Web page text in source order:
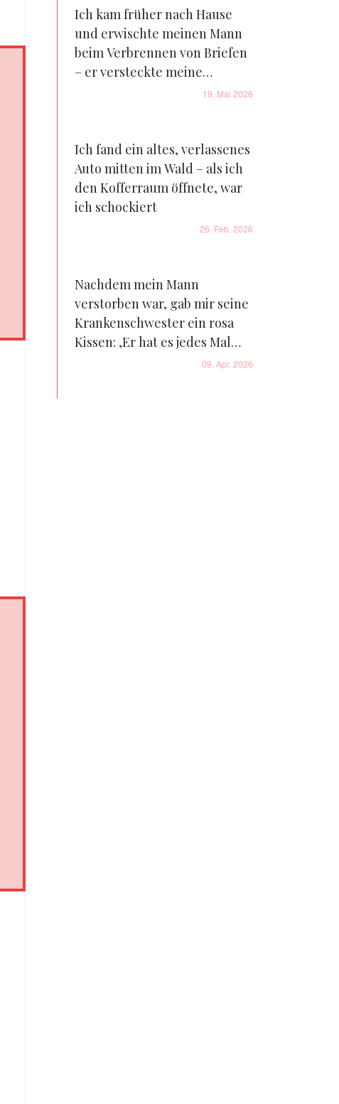
Ich kam früher nach Hause
und erwischte meinen Mann
beim Verbrennen von Briefen
– er versteckte meine
Vergangenheit vor mir19. Mai 2026
Ich fand ein altes, verlassenes
Auto mitten im Wald – als ich
den Kofferraum öffnete, war
ich schockiert
26. Feb. 2026
Nachdem mein Mann
verstorben war, gab mir seine
Krankenschwester ein rosa
Kissen: ‚Er hat es jedes Mal
versteckt, wenn Sie ihn09. Apr. 2026